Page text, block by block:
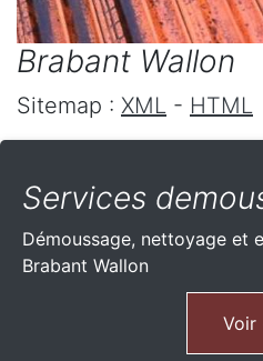
Brabant Wallon
Sitemap : XML - HTML
Services
Démoussage, nettoyage et
Brabant Wallon
Voir